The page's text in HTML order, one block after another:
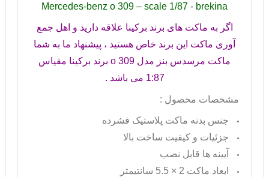
Mercedes-benz o 309 – scale 1/87 - brekina
اگر به ماکت های برند برکینا علاقه دارید و اهل جمع
آوری ماکت این برند خاص هستید ، پیشنهاد ما به شما
ماکت مرسدس بنز مدل o 309 برند برکینا مقیاس
1:87 می باشد .
مشخصات محصول :
جنس بدنه ماکت پلاستیک فشرده
جزئیات و کیفیت ساخت بالا
آیینه ها قابل نصب
ابعاد ماکت 2 × 5.5 سانتیمتر